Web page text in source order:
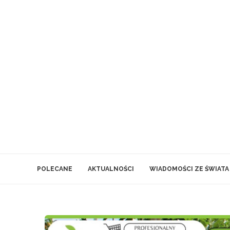
POLECANE AKTUALNOŚCI WIADOMOŚCI ZE ŚWIATA